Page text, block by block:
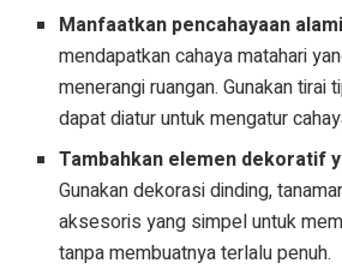
Manfaatkan pencahayaan
mendapatkan cahaya matahari
menerangi ruangan. Gunakan tirai
dapat diatur untuk mengatur
Tambahkan elemen dekoratif
Gunakan dekorasi dinding,
aksesoris yang simpel untuk
tanpa membuatnya terlalu penuh.